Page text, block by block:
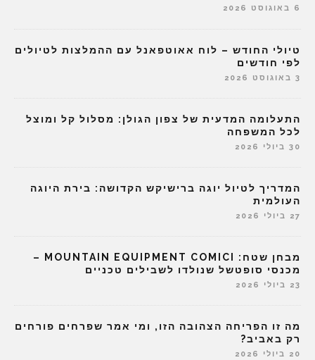
6 באוגוסט 2026
טיולי החודש – לוח אאוטפאנל עם ההמלצות לטיולים
לפי חודשים
3 באוגוסט 2026
התעלומה המדעית של צפון הגולן: מסלול קל ומוצל
לכל המשפחה
30 ביולי 2026
המדריך לטיול יוגה ברישיקש הקדושה: בירת היוגה
העולמית
27 ביולי 2026
מבחן שטח: MOUNTAIN EQUIPMENT COMICI –
מכנסי סופטשל שנולדו לשבילים טכניים
23 ביולי 2026
מה זו הפריחה הצהובה הזו, ומי אמר שפרחים פורחים
רק באביב?
20 ביולי 2026